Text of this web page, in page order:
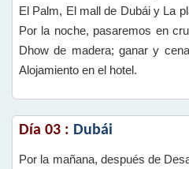
El Palm, El mall de Dubái y La
Por la noche, pasaremos en
Dhow de madera; ganar y
Alojamiento en el hotel.
Día 03 : Dubái
Por la mañana, después de